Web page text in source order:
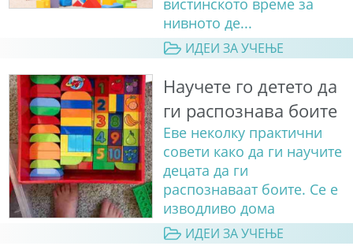
вистинското време за
нивното де...
ИДЕИ ЗА УЧЕЊЕ
Научете го детето да
ги распознава боите
Еве неколку практични
совети како да ги научите
децата да ги
распознаваат боите. Сe е
изводливо дома
ИДЕИ ЗА УЧЕЊЕ